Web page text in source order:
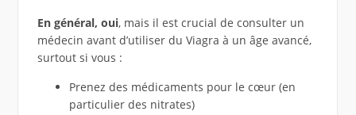
En général, oui, mais il est crucial de consulter un
médecin avant d’utiliser du Viagra à un âge avancé,
surtout si vous :
Prenez des médicaments pour le cœur (en
particulier des nitrates)